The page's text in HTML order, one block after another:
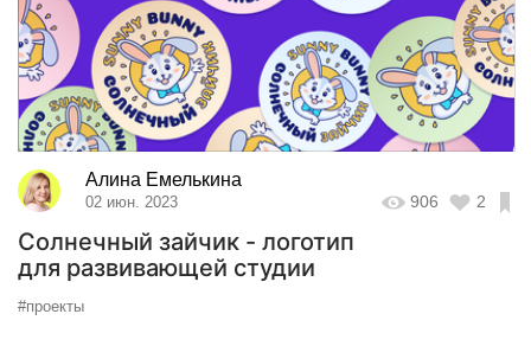
Алина Емелькина
02 июн. 2023 906 2
Солнечный зайчик - логотип
для развивающей студии
#проекты